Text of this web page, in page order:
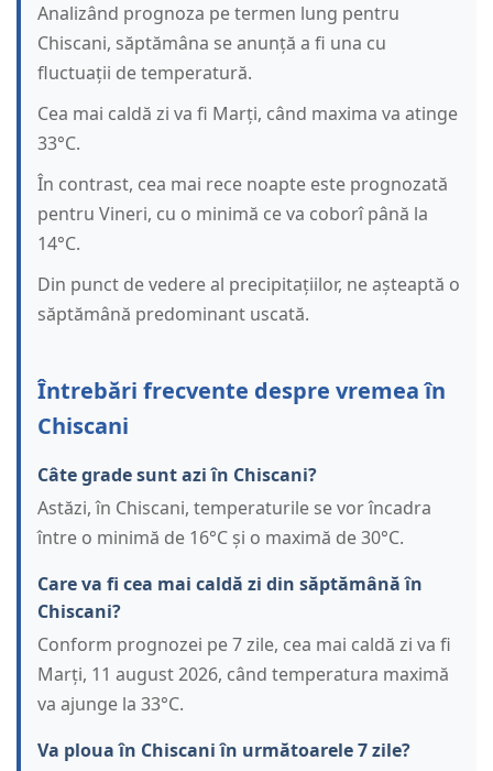
Analizând prognoza pe termen lung pentru
Chiscani, săptămâna se anunță a fi una cu
fluctuații de temperatură.
Cea mai caldă zi va fi Marți, când maxima va atinge
33°C.
În contrast, cea mai rece noapte este prognozată
pentru Vineri, cu o minimă ce va coborî până la
14°C.
Din punct de vedere al precipitațiilor, ne așteaptă o
săptămână predominant uscată.
Întrebări frecvente despre vremea în
Chiscani
Câte grade sunt azi în Chiscani?
Astăzi, în Chiscani, temperaturile se vor încadra
între o minimă de 16°C și o maximă de 30°C.
Care va fi cea mai caldă zi din săptămână în
Chiscani?
Conform prognozei pe 7 zile, cea mai caldă zi va fi
Marți, 11 august 2026, când temperatura maximă
va ajunge la 33°C.
Va ploua în Chiscani în următoarele 7 zile?